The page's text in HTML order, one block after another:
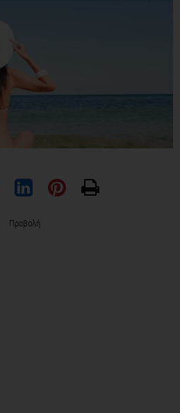
Προβολή